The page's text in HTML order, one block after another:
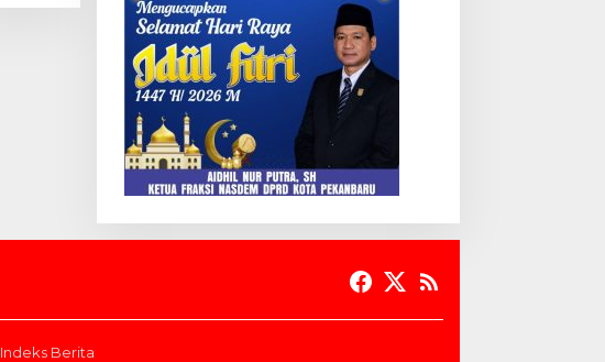
Indeks Berita